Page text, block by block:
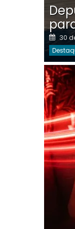
on
30